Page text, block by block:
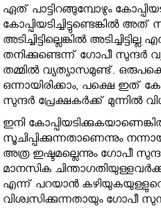
ഏത് പാട്ടിറങ്ങുമ്പോഴും
കോപ്പിയടിച്ചിട്ടുണ്ടെങ്കില്‍ അത്
അടിച്ചിട്ടില്ലെങ്കില്‍
തനിക്കുണ്ടെന്ന് ഗോപീ സുന്ദര്‍
തമ്മില്‍ വ്യത്യാസമുണ്ട്.
ഒന്നായിരിക്കാം, പക്ഷെ ഇത്
സുന്ദര്‍ പ്രേക്ഷകര്‍ക്ക് മുന്നില്‍
ഇനി
സൂചിപ്പിക്കുന്നതാണെന്നും
അത്ര ഇഷ്ടമല്ലെന്നും ഗോപീ
മാനസിക
എന്ന് പറയാന്‍
വിശ്വസിക്കുന്നതായും ഗോപീ